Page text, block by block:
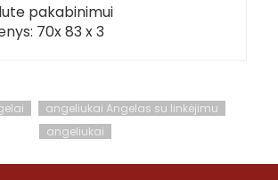
pakabinimui
70x 83 x 3
angeliukai Angelas su linkėjimu
angeliukai